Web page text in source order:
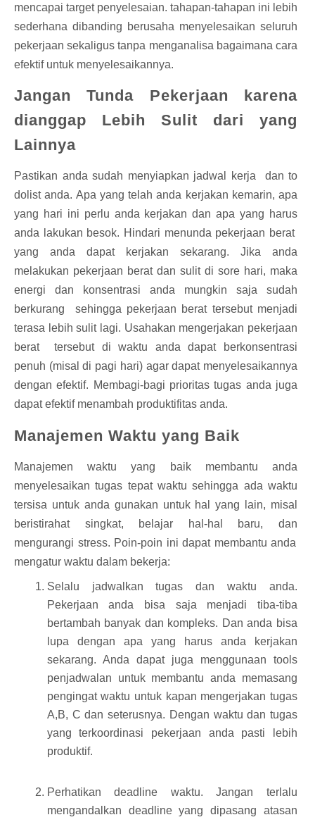
mencapai target penyelesaian. tahapan-tahapan ini lebih
sederhana dibanding berusaha menyelesaikan seluruh
pekerjaan sekaligus tanpa menganalisa bagaimana cara
efektif untuk menyelesaikannya.
Jangan Tunda Pekerjaan karena
dianggap Lebih Sulit dari yang
Lainnya
Pastikan anda sudah menyiapkan jadwal kerja
dan to
do list anda. Apa yang telahanda kerjakan kemarin, apa
yang hari ini perlu anda kerjakan dan apa yang harus
anda lakukan besok. Hindari menunda pekerjaan berat
yang anda dapat kerjakan sekarang. Jika anda
melakukan pekerjaan berat dan sulit di sore hari, maka
energi dan konsentrasi anda mungkin saja sudah
berkurang
sehingga pekerjaan berat tersebut menjadi
terasa lebih sulit lagi. Usahakan mengerjakan pekerjaan
berat
tersebut di waktu anda dapat berkonsentrasi
penuh (misal di pagi hari) agar dapat menyelesaikannya
dengan efektif. Membagi-bagi prioritas tugas anda juga
dapat efektif menambah produktifitas anda.
Manajemen Waktu yang Baik
Manajemen waktu yang baik membantu anda
menyelesaikan tugas tepat waktu sehingga ada waktu
tersisa untuk anda gunakan untuk hal yang lain, misal
beristirahat singkat, belajar hal-hal baru, dan
mengurangi stress. Poin-poin ini dapat membantu anda
mengatur waktu dalam bekerja:
Selalu jadwalkan tugas dan waktu anda.
Pekerjaan anda bisa saja menjadi tiba-tiba
bertambah banyak dan kompleks. Dan anda bisa
lupa dengan apa yang harus anda kerjakan
sekarang. Anda dapat juga menggunaan tools
penjadwalan untuk membantu anda memasang
pengingat waktu untuk kapan mengerjakan tugas
A,B, C dan seterusnya. Dengan waktu dan tugas
yang terkoordinasi pekerjaan anda pasti lebih
produktif.
Perhatikan deadline waktu. Jangan terlalu
mengandalkan deadline yang dipasang atasan